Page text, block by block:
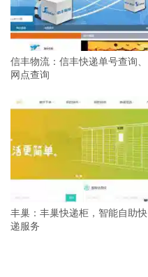
信丰物流：信丰快递单号查询、
网点查询
丰巢：丰巢快递柜，智能自助快
递服务